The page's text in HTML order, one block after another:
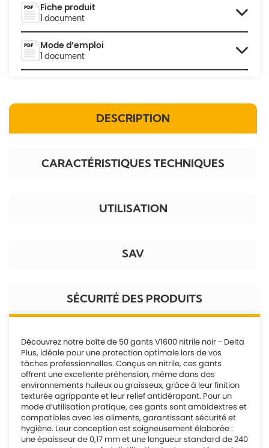
Fiche produit
1 document
Mode d’emploi
1 document
DESCRIPTION
CARACTÉRISTIQUES TECHNIQUES
UTILISATION
SAV
SÉCURITÉ DES PRODUITS
Découvrez notre boîte de 50 gants V1600 nitrile noir - Delta
Plus, idéale pour une protection optimale lors de vos
tâches professionnelles. Conçus en nitrile, ces gants
offrent une excellente préhension, même dans des
environnements huileux ou graisseux, grâce à leur finition
texturée agrippante et leur relief antidérapant. Pour un
mode d’utilisation pratique, ces gants sont ambidextres et
compatibles avec les aliments, garantissant sécurité et
hygiène. Leur conception est soigneusement élaborée :
une épaisseur de 0,17 mm et une longueur standard de 240